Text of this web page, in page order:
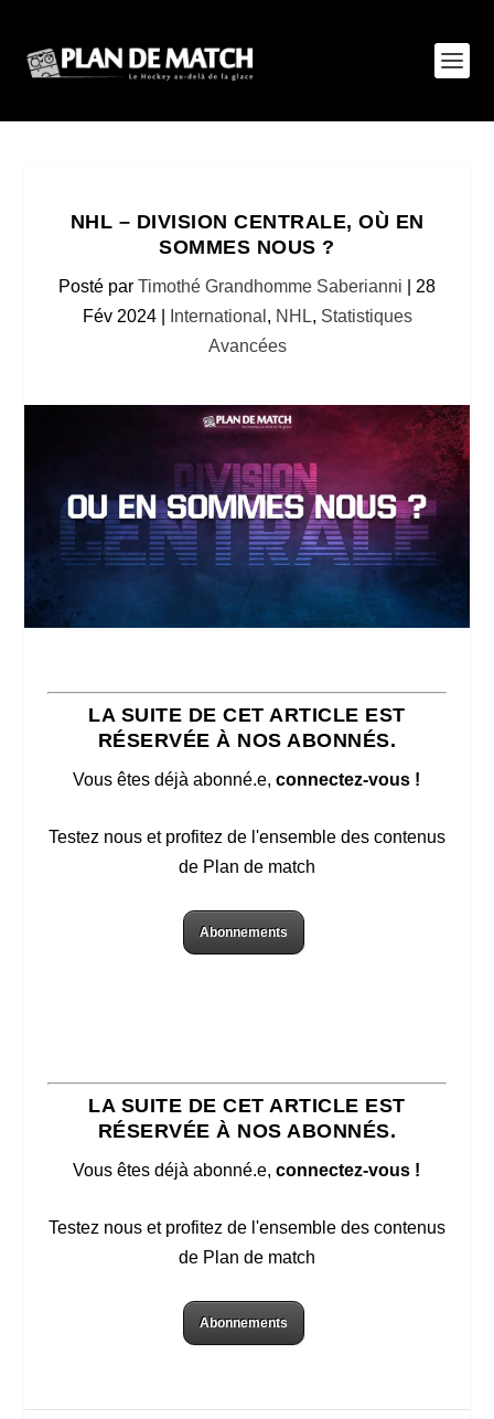
NHL – DIVISION CENTRALE, OÙ EN
SOMMES NOUS ?
Posté par Timothé Grandhomme Saberianni
28
Fév 2024| International , NHL, Statistiques
Avancées
LA SUITE DE CET ARTICLE EST
RÉSERVÉE À NOS ABONNÉS.
Vous êtes déjà abonné.e,connectez-vous !
Testez nous et profitez de l'ensemble des contenus
de Plan de match
Abonnements
LA SUITE DE CET ARTICLE EST
RÉSERVÉE À NOS ABONNÉS.
Vous êtes déjà abonné.e,connectez-vous !
Testez nous et profitez de l'ensemble des contenus
de Plan de match
Abonnements